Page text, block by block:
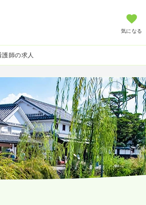
気になる
師の求人